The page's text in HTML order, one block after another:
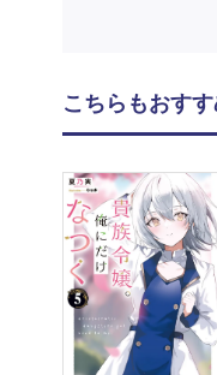
こちらもおす